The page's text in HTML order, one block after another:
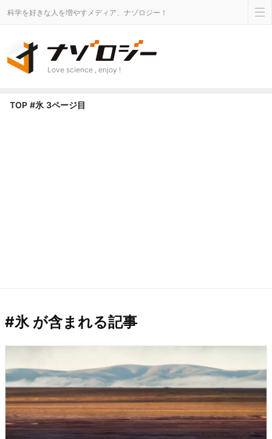
科学を好きな人を増やすメディア、ナゾロジー！
Love science , enjoy !
TOP #氷 3ページ目
#氷 が含まれる記事